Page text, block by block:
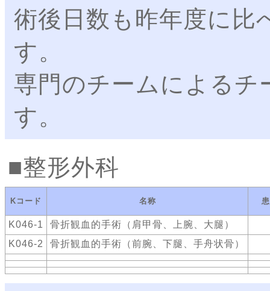
術後日数も昨年度に比
す。
専門のチームによるチ
す。
整形外科
Kコード 名称
K046-1
骨折観血的手術（肩甲骨、上腕、大腿）
K046-2
骨折観血的手術（前腕、下腿、手舟状骨）